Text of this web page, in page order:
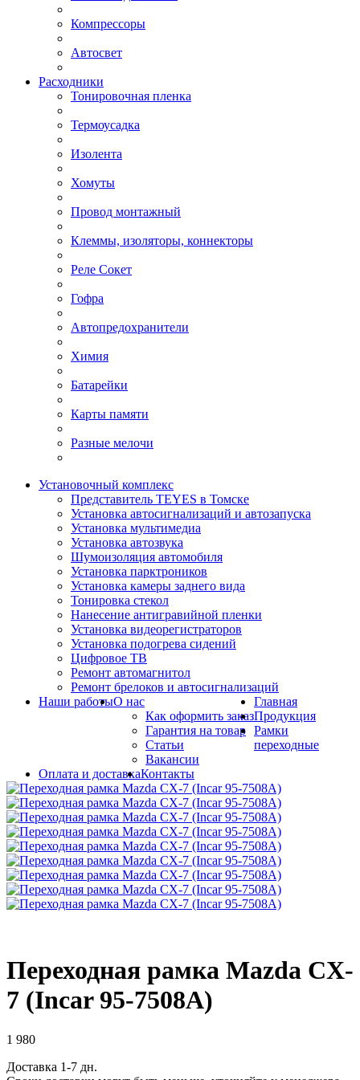
Компрессоры
Автосвет
Расходники
Тонировочная пленка
Термоусадка
Изолента
Хомуты
Провод монтажный
Клеммы, изоляторы, коннекторы
Реле Сокет
Гофра
Автопредохранители
Химия
Батарейки
Карты памяти
Разные мелочи
Установочный комплекс
Представитель TEYES в Томске
Установка автосигнализаций и автозапуска
Установка мультимедиа
Установка автозвука
Шумоизоляция автомобиля
Установка парктроников
Установка камеры заднего вида
Тонировка стекол
Нанесение антигравийной пленки
Установка видеорегистраторов
Установка подогрева сидений
Цифровое ТВ
Ремонт автомагнитол
Ремонт брелоков и автосигнализаций
Наши работыО нас
Как оформить заказ
Гарантия на товар
Статьи
Вакансии
Оплата и доставкаКонтакты
Главная
Продукция
Рамки
переходные
Переходная рамка Mazda CX-
7 (Incar 95-7508A)
1 980
Доставка 1-7 дн.